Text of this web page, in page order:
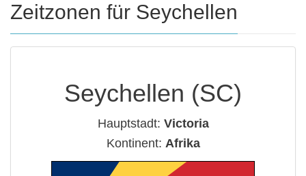
Zeitzonen für Seychellen
Seychellen (SC)
Hauptstadt: Victoria
Kontinent: Afrika